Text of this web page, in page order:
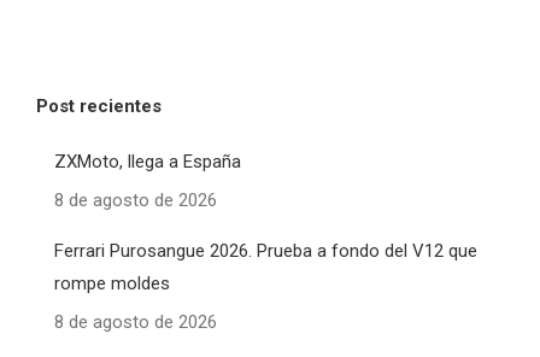
Post recientes
ZXMoto, llega a España
8 de agosto de 2026
Ferrari Purosangue 2026. Prueba a fondo del V12 que
rompe moldes
8 de agosto de 2026